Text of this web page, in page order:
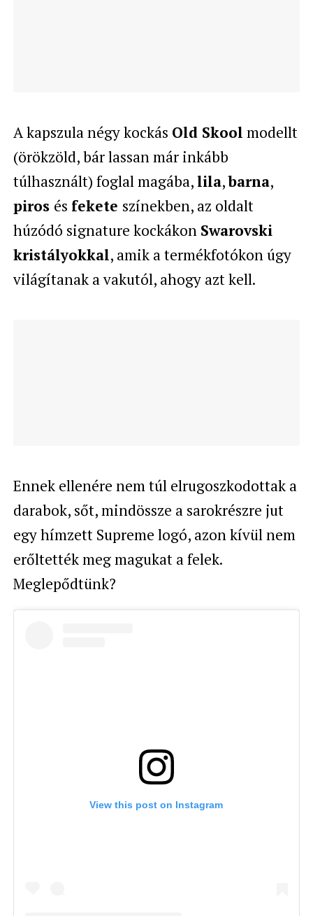
A kapszula négy kockás Old Skool modellt
(örökzöld, bár lassan már inkább
túlhasznált) foglal magába,lila,barna,
piros és fekete színekben, az oldalt
húzódó signature kockákon Swarovski
kristályokkal, amik a termékfotókon úgy
világítanak a vakutól, ahogy azt kell.
Ennek ellenére nem túl elrugoszkodottak a
darabok, sőt, mindössze a sarokrészre jut
egy hímzett Supreme logó, azon kívül nem
erőltették meg magukat a felek.
Meglepődtünk?
View this post on Instagram